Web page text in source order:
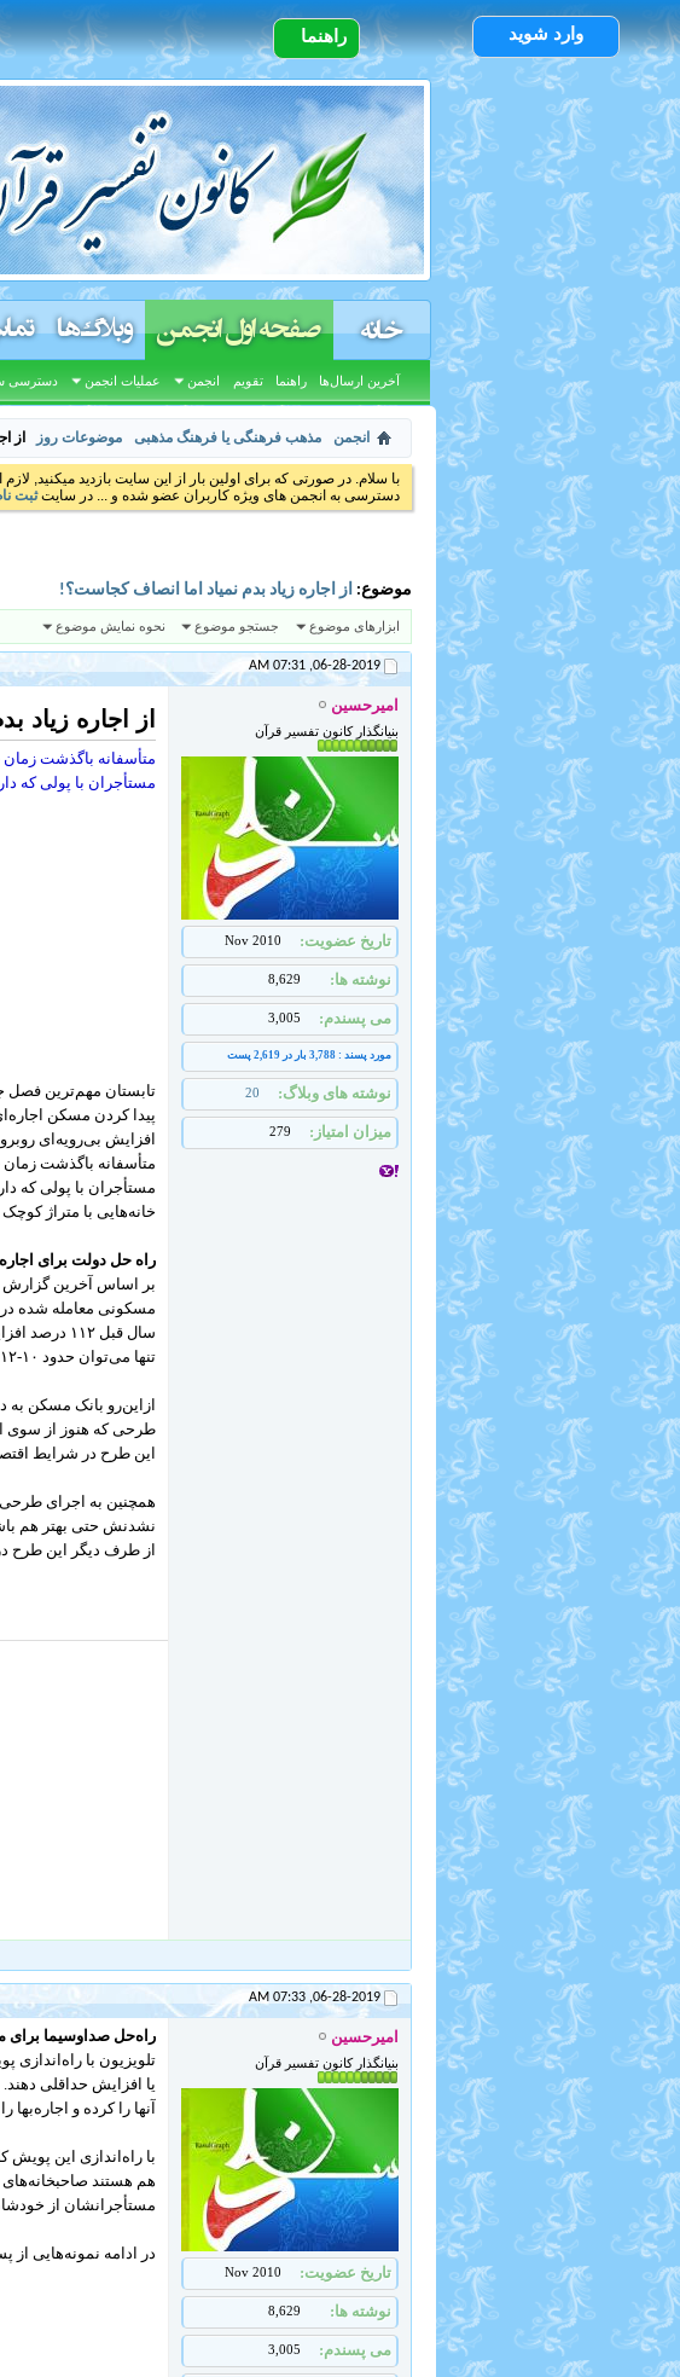
راهنما وارد شوید
خانه صفحه اول انجمن
آخرین ارسال‌ها راهنما تقویم انجمن عملیات انجمن دسترسی
وبلاگ‌ها
انجمن مذهب فرهنگی یا فرهنگ مذهبی موضوعات روز از
با سلام. در صورتی که برای اولین بار از این سایت بازدید میکنید,
دسترسی به انجمن های ویژه کاربران عضو شده و ... در سایتثبت
موضوع: از اجاره زیاد بدم نمیاد اما انصاف کجاست؟!
ابزارهای موضوع جستجو موضوع نحوه نمایش موضوع
06-28-2019,
07:31 AM
امیرحسین
بنیانگذار کانون تفسیر قرآن
تاریخ عضویت Nov 2010
نوشته ها 8,629
می پسندم 3,005
مورد پسند : 3,788 بار در 2,619 پست
نوشته های وبلاگ 20
میزان امتیاز 279
از اجاره زیاد
متأسفانه باگذشت
مستأجران با پولی که
تابستان مهم‌ترین فصل
پیدا کردن مسکن
افزایش بی‌رویه‌ای
متأسفانه باگذشت
مستأجران با پولی که
خانه‌هایی با متراژ
راه حل دولت برای
تنها می‌توان حدود ۱۰-۱۲ متر خانه خرید و مبلغ اجاره‌بها هم به همین ترتیب با افزایش چشمگیری روبرو شده است.
ازاین‌رو بانک مسکن به
طرحی که هنوز از سوی
این طرح در شرایط
همچنین به اجرای
نشدنش حتی بهتر هم
از طرف دیگر این طرح
06-28-2019,
07:33 AM
امیرحسین
بنیانگذار کانون تفسیر قرآن
تاریخ عضویت Nov 2010
نوشته ها 8,629
می پسندم 3,005
راه‌حل صداوسیما برای
تلویزیون با
یا افزایش حداقلی
آنها را کرده و اجاره‌بها
با راه‌اندازی این
هم هستند
مستأجرانشان از
در ادامه نمونه‌هایی